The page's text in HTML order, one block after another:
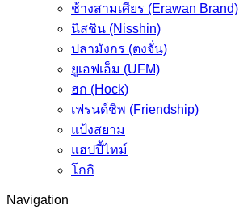
ช้างสามเศียร (Erawan Brand)
นิสชิน (Nisshin)
ปลามังกร (ตงจั่น)
ยูเอฟเอ็ม (UFM)
ฮก (Hock)
เฟรนด์ชิพ (Friendship)
แป้งสยาม
แฮปปี้ไทม์
โกกิ
Navigation